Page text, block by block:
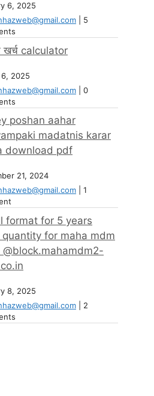
6, 2025
5
खर्च calculator
2025
0
poshan aahar
madatnis karar
download pdf
21, 2024
1
format for 5 years
quantity for maha mdm
@block.mahamdm2-
8, 2025
2